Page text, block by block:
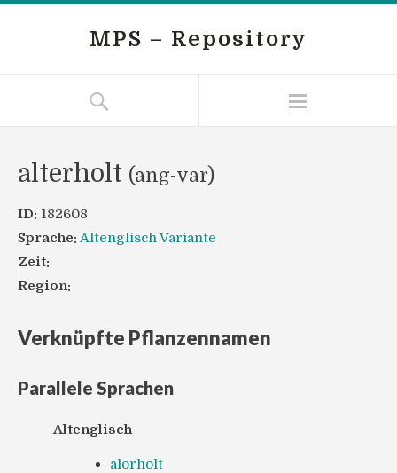
MPS – Repository
alterholt (ang-var)
ID: 182608
Sprache: Altenglisch Variante
Zeit:
Region:
Verknüpfte Pflanzennamen
Parallele Sprachen
Altenglisch
alorholt